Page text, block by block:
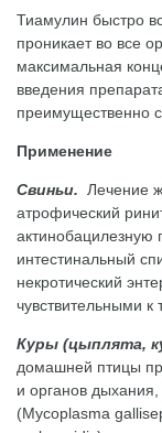
Тиамулин быстро
проникает во все
максимальная
введения
преимущественно с
Применение
Свиньи. Лечение
атрофический
актинобацилезную
интестинальный
некротический
чувствительными к
Куры (цыплята,
домашней птицы
и органов
(Mycoplasma